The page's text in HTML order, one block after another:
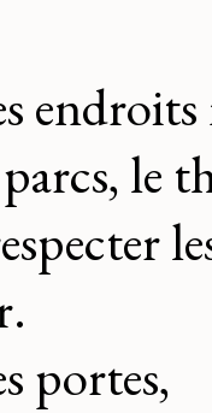
le
portes,